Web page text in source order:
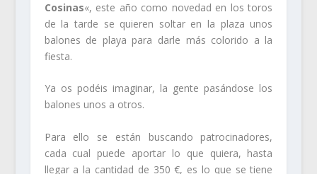
Cosinas«, este año como novedad en los toros
de la tarde se quieren soltar en la plaza unos
balones de playa para darle más colorido a la
fiesta.
Ya os podéis imaginar, la gente pasándose los
balones unos a otros.
Para ello se están buscando patrocinadores,
cada cual puede aportar lo que quiera, hasta
llegar a la cantidad de 350 €, es lo que se tiene